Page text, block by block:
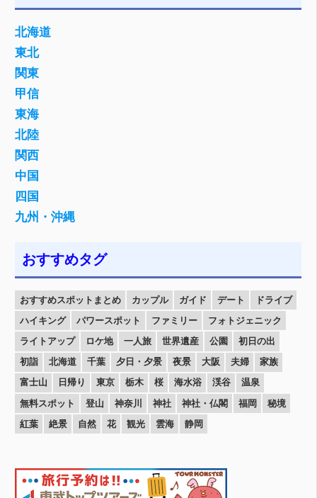
北海道
東北
関東
甲信
東海
北陸
関西
中国
四国
九州・沖縄
おすすめタグ
おすすめスポットまとめ カップル ガイド デート
ドライブ
ハイキング
パワースポット ファミリー
フォトジェニック
ライトアップ
ロケ地 一人旅 世界遺産 公園
初日の出
初詣
北海道 千葉 夕日・夕景 夜景 大阪 夫婦
家族
富士山
日帰り 東京 栃木 桜 海水浴 渓谷
温泉
無料スポット
登山 神奈川 神社 神社・仏閣 福岡
秘境
紅葉
絶景 自然 花 観光 雲海 静岡